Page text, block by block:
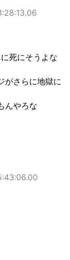
死にそうよな
がさらに地獄に
んやろな